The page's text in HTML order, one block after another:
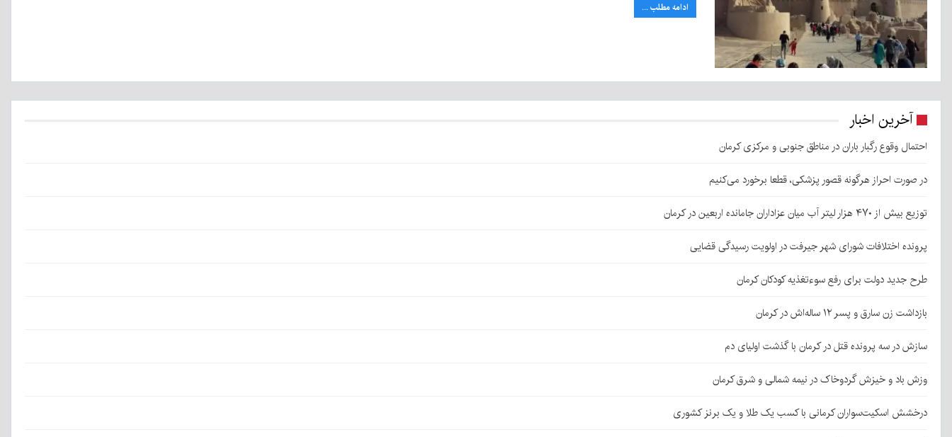
ادامه مطلب ...
آخرین اخبار
احتمال وقوع رگبار باران در مناطق جنوبی و مرکزی کرمان
در صورت احراز هرگونه قصور پزشکی، قطعا برخورد می‌کنیم
توزیع بیش از ۴۷۰ هزار لیتر آب میان عزاداران جامانده اربعین در کرمان
پرونده اختلافات شورای شهر جیرفت در اولویت رسیدگی قضایی
طرح جدید دولت برای رفع سوءتغذیه کودکان کرمان
بازداشت زن سارق و پسر ۱۲ ساله‌اش در کرمان
سازش در سه پرونده قتل در کرمان با گذشت اولیای دم
وزش باد و خیزش گردوخاک در نیمه شمالی و شرق کرمان
درخشش اسکیت‌سواران کرمانی با کسب یک طلا و یک برنز کشوری